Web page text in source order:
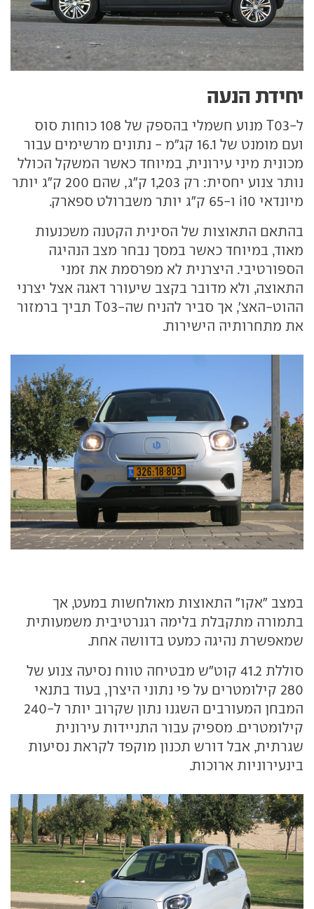
יחידת הנעה
ל-T03 מנוע חשמלי בהספק של 108 כוחות סוס
ועם מומנט של 16.1 קג"מ - נתונים מרשימים עבור
מכונית מיני עירונית, במיוחד כאשר המשקל הכולל
נותר צנוע יחסית: רק 1,203 ק"ג, שהם 200 ק"ג יותר
מיונדאי i10 ו-65 ק"ג יותר משברולט ספארק.
בהתאם התאוצות של הסינית הקטנה משכנעות
מאוד, במיוחד כאשר במסך נבחר מצב הנהיגה
הספורטיבי. היצרנית לא מפרסמת את זמני
התאוצה, ולא מדובר בקצב שיעורר דאגה אצל יצרני
ההוט-האצ', אך סביר להניח שה-T03 תביך ברמזור
את מתחרותיה הישירות.
במצב "אקו" התאוצות מאולחשות במעט, אך
בתמורה מתקבלת בלימה רגנרטיבית משמעותית
שמאפשרת נהיגה כמעט בדוושה אחת.
סוללת 41.2 קוט"ש מבטיחה טווח נסיעה צנוע של
280 קילומטרים על פי נתוני היצרן, בעוד בתנאי
המבחן המעורבים השגנו נתון שקרוב יותר ל-240
קילומטרים. מספיק עבור התניידות עירונית
שגרתית, אבל דורש תכנון מוקפד לקראת נסיעות
בינעירוניות ארוכות.